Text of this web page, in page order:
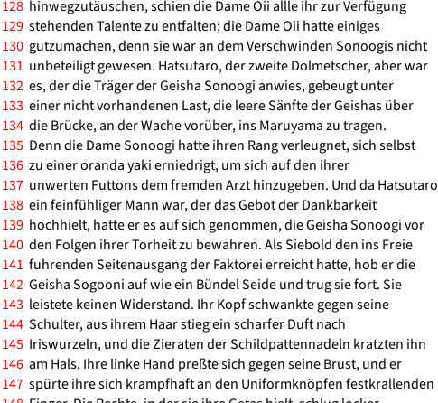
128 hinwegzutäuschen, schien die Dame Oii allle ihr zur Verfügung
129 stehenden Talente zu entfalten; die Dame Oii hatte einiges
130 gutzumachen, denn sie war an dem Verschwinden Sonoogis nicht
131 unbeteiligt gewesen. Hatsutaro, der zweite Dolmetscher, aber war
132 es, der die Träger der Geisha Sonoogi anwies, gebeugt unter
133 einer nicht vorhandenen Last, die leere Sänfte der Geishas über
134 die Brücke, an der Wache vorüber, ins Maruyama zu tragen.
135 Denn die Dame Sonoogi hatte ihren Rang verleugnet, sich selbst
136 zu einer oranda yaki erniedrigt, um sich auf den ihrer
137 unwerten Futtons dem fremden Arzt hinzugeben. Und da Hatsutaro
138 ein feinfühliger Mann war, der das Gebot der Dankbarkeit
139 hochhielt, hatte er es auf sich genommen, die Geisha Sonoogi vor
140 den Folgen ihrer Torheit zu bewahren. Als Siebold den ins Freie
141 fuhrenden Seitenausgang der Faktorei erreicht hatte, hob er die
142 Geisha Sogooni auf wie ein Bündel Seide und trug sie fort. Sie
143 leistete keinen Widerstand. Ihr Kopf schwankte gegen seine
144 Schulter, aus ihrem Haar stieg ein scharfer Duft nach
145 Iriswurzeln, und die Zieraten der Schildpattennadeln kratzten ihn
146 am Hals. Ihre linke Hand preßte sich gegen seine Brust, und er
147 spürte ihre sich krampfhaft an den Uniformknöpfen festkrallenden